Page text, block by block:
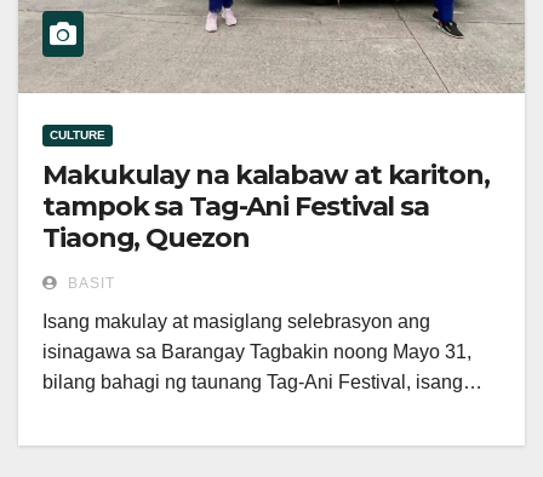
CULTURE
Makukulay na kalabaw at kariton,
tampok sa Tag-Ani Festival sa
Tiaong, Quezon
BASIT
Isang makulay at masiglang selebrasyon ang
isinagawa sa Barangay Tagbakin noong Mayo 31,
bilang bahagi ng taunang Tag-Ani Festival, isang…